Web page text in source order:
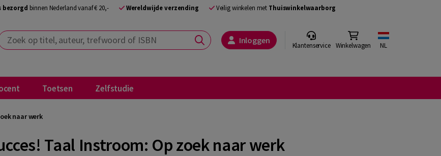
bezorgd binnen Nederland vanaf € 20,- Wereldwijde verzending Veilig winkelen met Thuiswinkelwaarborg
op titel, auteur, trefwoord of ISBN Inloggen Klantenservice Winkelwagen NL
Toetsen Zelfstudie
naar werk
Taal Instroom: Op zoek naar werk